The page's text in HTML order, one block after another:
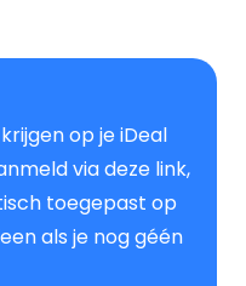
op je iDeal
via deze link,
toegepast op
als je nog géén